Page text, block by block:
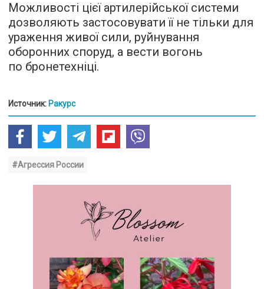
Можливості цієї артилерійської системи
дозволяють застосовувати її не тільки для
ураження живої сили, руйнування
оборонних споруд, а вести вогонь
по бронетехніці.
Источник: Ракурс
#Агрессия России